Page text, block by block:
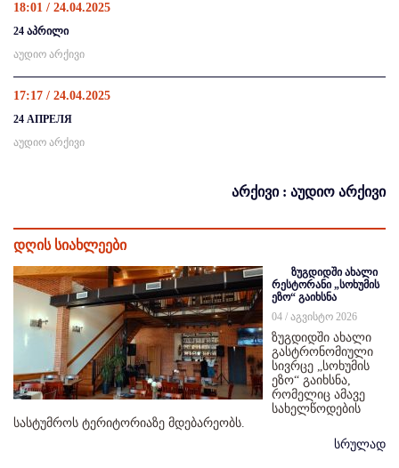
18:01 / 24.04.2025
24 აპრილი
აუდიო არქივი
17:17 / 24.04.2025
24 АПРЕЛЯ
აუდიო არქივი
არქივი : აუდიო არქივი
დღის სიახლეები
ზუგდიდში ახალი
რესტორანი „სოხუმის
ეზო“ გაიხსნა
04 / აგვისტო 2026
ზუგდიდში ახალი
გასტრონომიული
სივრცე „სოხუმის
ეზო“ გაიხსნა,
რომელიც ამავე
სახელწოდების
სასტუმროს ტერიტორიაზე მდებარეობს.
სრულად